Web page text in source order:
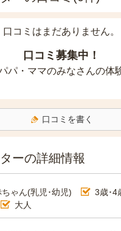
口コミはまだありません。
口コミ募集中！
パ・ママのみなさんの体
口コミを書く
ーの詳細情報
ゃん(乳児･幼児) 3歳･4
大人